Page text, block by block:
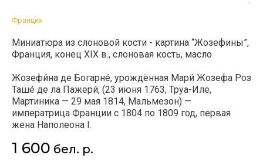
Франция
Миниатюра из слоновой кости - картина “Жозефины”,
Франция, конец XIX в., слоновая кость, масло
Жозефи́на де Богарне́, урождённая Мари́ Жозефа Роз
Таше́ де ла Пажери́, (23 июня 1763, Труа-Иле,
Мартиника — 29 мая 1814, Мальмезон) —
императрица Франции с 1804 по 1809 год, первая
жена Наполеона I.
1 600 бел. р.